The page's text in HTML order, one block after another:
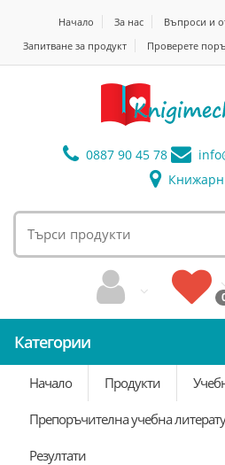
Начало За нас Въпроси и
Запитване за продукт
Проверете
0887 90 45 78
Категории
Начало
Продукти
Препоръчителна учебна
Резултати